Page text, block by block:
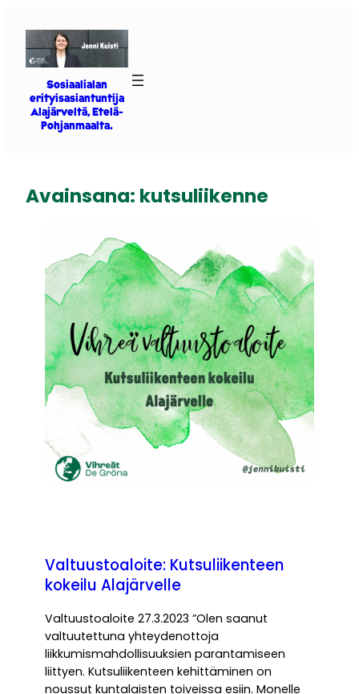
sisältöön
Sosiaalialan
erityisasiantuntija
Alajärveltä, Etelä-
Pohjanmaalta.
Avainsana: kutsuliikenne
Valtuustoaloite: Kutsuliikenteen
kokeilu Alajärvelle
Valtuustoaloite 27.3.2023 ”Olen saanut
valtuutettuna yhteydenottoja
liikkumismahdollisuuksien parantamiseen
liittyen. Kutsuliikenteen kehittäminen on
noussut kuntalaisten toiveissa esiin. Monelle